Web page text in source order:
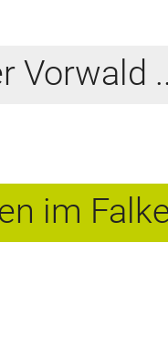
Vorwald
im